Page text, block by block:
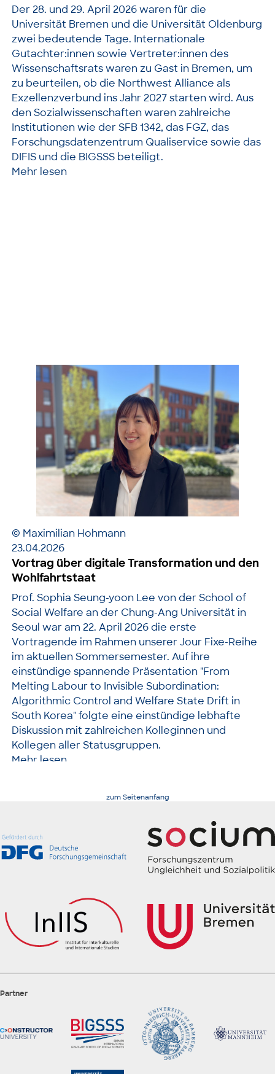
Der 28. und 29. April 2026 waren für die
Universität Bremen und die Universität Oldenburg
zwei bedeutende Tage. Internationale
Gutachter:innen sowie Vertreter:innen des
Wissenschaftsrats waren zu Gast in Bremen, um
zu beurteilen, ob die Northwest Alliance als
Exzellenzverbund ins Jahr 2027 starten wird. Aus
den Sozialwissenschaften waren zahlreiche
Institutionen wie der SFB 1342, das FGZ, das
Forschungsdatenzentrum Qualiservice sowie das
DIFIS und die BIGSSS beteiligt.
Mehr lesen
© Maximilian Hohmann
23.04.2026
Vortrag über digitale Transformation und den
Wohlfahrtstaat
Prof. Sophia Seung-yoon Lee von der School of
Social Welfare an der Chung-Ang Universität in
Seoul war am 22. April 2026 die erste
Vortragende im Rahmen unserer Jour Fixe-Reihe
im aktuellen Sommersemester. Auf ihre
einstündige spannende Präsentation "From
Melting Labour to Invisible Subordination:
Algorithmic Control and Welfare State Drift in
South Korea" folgte eine einstündige lebhafte
Diskussion mit zahlreichen Kolleginnen und
Kollegen aller Statusgruppen.
Mehr lesen
zum Seitenanfang
Partner